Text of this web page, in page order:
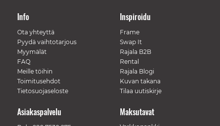
Info
Ota yhteyttä
Pyydä vaihtotarjous
Myymälät
FAQ
Meille töihin
Toimitusehdot
Tietosuojaseloste
Inspiroidu
Frame
Swap It
Rajala B2B
Rental
Rajala Blogi
Kuvan takana
Tilaa uutiskirje
Maksutavat
Asiakaspalvelu